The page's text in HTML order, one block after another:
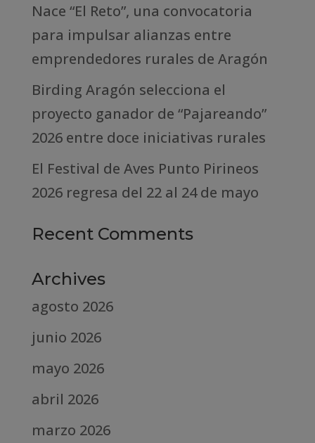
Nace “El Reto”, una convocatoria
para impulsar alianzas entre
emprendedores rurales de Aragón
Birding Aragón selecciona el
proyecto ganador de “Pajareando”
2026 entre doce iniciativas rurales
El Festival de Aves Punto Pirineos
2026 regresa del 22 al 24 de mayo
Recent Comments
Archives
agosto 2026
junio 2026
mayo 2026
abril 2026
marzo 2026